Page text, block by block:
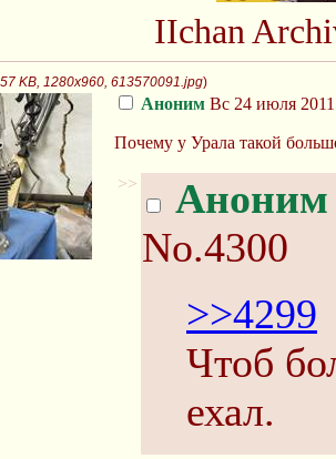
IIchan
KB, 1280x960, 613570091.jpg)
Аноним Вс 24 июля
Почему у Урала такой
>> Аноним
No.4300
>>4299
Чтоб
ехал.